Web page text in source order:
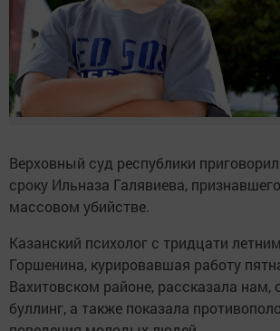
Верховный суд республики
сроку Ильназа Галявиева,
массовом убийстве.
Казанский психолог с тридцати
Горшенина, курировавшая работу
Вахитовском районе, рассказала нам,
буллинг, а также показала